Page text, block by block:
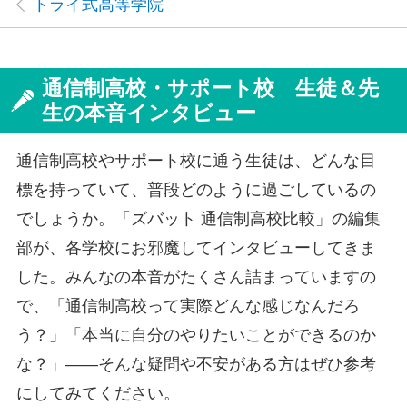
山形県 山形キャンパス
郡山キャンパス
埼玉県
大宮キャンパス
川越キャンパス
西船橋キャンパス
柏キャンパス
東京都
飯田橋キャンパス
新宿キャンパス
豊洲キャンパス
神奈川県
横浜キャンパス
戸塚キャンパス
福井県 福井キャンパス
山梨県 甲府キャンパス
長野県
長野キャンパス
松本キャンパス
岐阜県 岐阜キャンパス
静岡県
静岡キャンパス
浜松キャンパス
三島キャンパス
愛知県
千種キャンパス
名駅キャンパス
梅田キャンパス
京橋キャンパス
兵庫県
三宮キャンパス
姫路キャンパス
西宮北口キャンパス
奈良県
西大寺キャンパス
生駒キャンパス
和歌山県 和歌山キャンパス
岡山キャンパス
広島県
横川キャンパス
緑井キャンパス
広島キャンパス
山口県 新山口キャンパス
徳島県 徳島キャンパス
香川県 高松キャンパス
愛媛県 松山キャンパス
小倉キャンパス
佐賀県 佐賀キャンパス
長崎県
佐世保キャンパス
熊本県 熊本駅前キャンパス
大分県 大分キャンパス
宮崎県 宮崎キャンパス
鹿児島県 鹿児島中央キャンパス
トライ式高等学院
通信制高校・サポート校 生徒＆先
生の本音インタビュー
通信制高校やサポート校に通う生徒は、どんな目
標を持っていて、普段どのように過ごしているの
でしょうか。「ズバット 通信制高校比較」の編集
部が、各学校にお邪魔してインタビューしてきま
した。みんなの本音がたくさん詰まっていますの
で、「通信制高校って実際どんな感じなんだろ
う？」「本当に自分のやりたいことができるのか
な？」――そんな疑問や不安がある方はぜひ参考
にしてみてください。